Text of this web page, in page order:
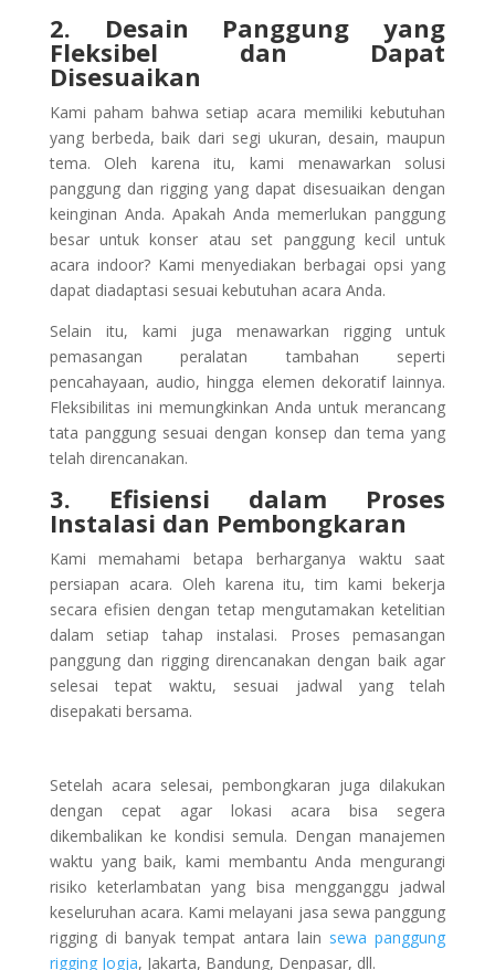
2. Desain Panggung yang
Fleksibel dan Dapat
Disesuaikan
Kami paham bahwa setiap acara memiliki kebutuhan
yang berbeda, baik dari segi ukuran, desain, maupun
tema. Oleh karena itu, kami menawarkan solusi
panggung dan rigging yang dapat disesuaikan dengan
keinginan Anda. Apakah Anda memerlukan panggung
besar untuk konser atau set panggung kecil untuk
acara indoor? Kami menyediakan berbagai opsi yang
dapat diadaptasi sesuai kebutuhan acara Anda.
Selain itu, kami juga menawarkan rigging untuk
pemasangan peralatan tambahan seperti
pencahayaan, audio, hingga elemen dekoratif lainnya.
Fleksibilitas ini memungkinkan Anda untuk merancang
tata panggung sesuai dengan konsep dan tema yang
telah direncanakan.
3. Efisiensi dalam Proses
Instalasi dan Pembongkaran
Kami memahami betapa berharganya waktu saat
persiapan acara. Oleh karena itu, tim kami bekerja
secara efisien dengan tetap mengutamakan ketelitian
dalam setiap tahap instalasi. Proses pemasangan
panggung dan rigging direncanakan dengan baik agar
selesai tepat waktu, sesuai jadwal yang telah
disepakati bersama.
Setelah acara selesai, pembongkaran juga dilakukan
dengan cepat agar lokasi acara bisa segera
dikembalikan ke kondisi semula. Dengan manajemen
waktu yang baik, kami membantu Anda mengurangi
risiko keterlambatan yang bisa mengganggu jadwal
keseluruhan acara. Kami melayani jasa sewa panggung
rigging di banyak tempat antara lain sewa panggung
rigging Jogja, Jakarta, Bandung, Denpasar, dll.